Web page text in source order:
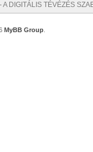
A DIGITÁLIS TÉVÉZÉS
MyBB Group.